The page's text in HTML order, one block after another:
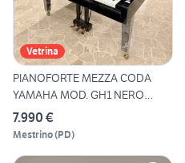
Vetrina
PIANOFORTE MEZZA CODA
YAMAHA MOD. GH1 NERO
LUCIDO
7.990 €
Mestrino(PD)